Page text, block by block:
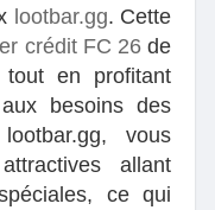
lootbar.gg. Cette
crédit FC 26 de
en profitant
besoins des
vous
allant
ce qui